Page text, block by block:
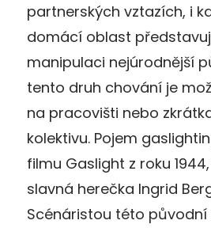
partnerských vztazích, i
domácí oblast
manipulaci nejúrodnější
tento druh chování je
na pracovišti nebo
kolektivu. Pojem
filmu Gaslight z roku
slavná herečka Ingrid
Scénáristou této původní